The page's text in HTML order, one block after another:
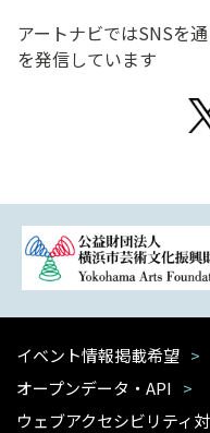
アートナビではSNSを
を発信しています
イベント情報掲載希望
オープンデータ・API
ウェブアクセシビリティ